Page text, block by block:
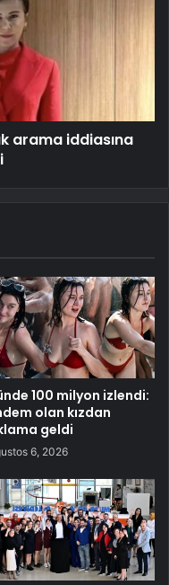
arama iddiasına
100 milyon izlendi:
olan kızdan
geldi
6, 2026